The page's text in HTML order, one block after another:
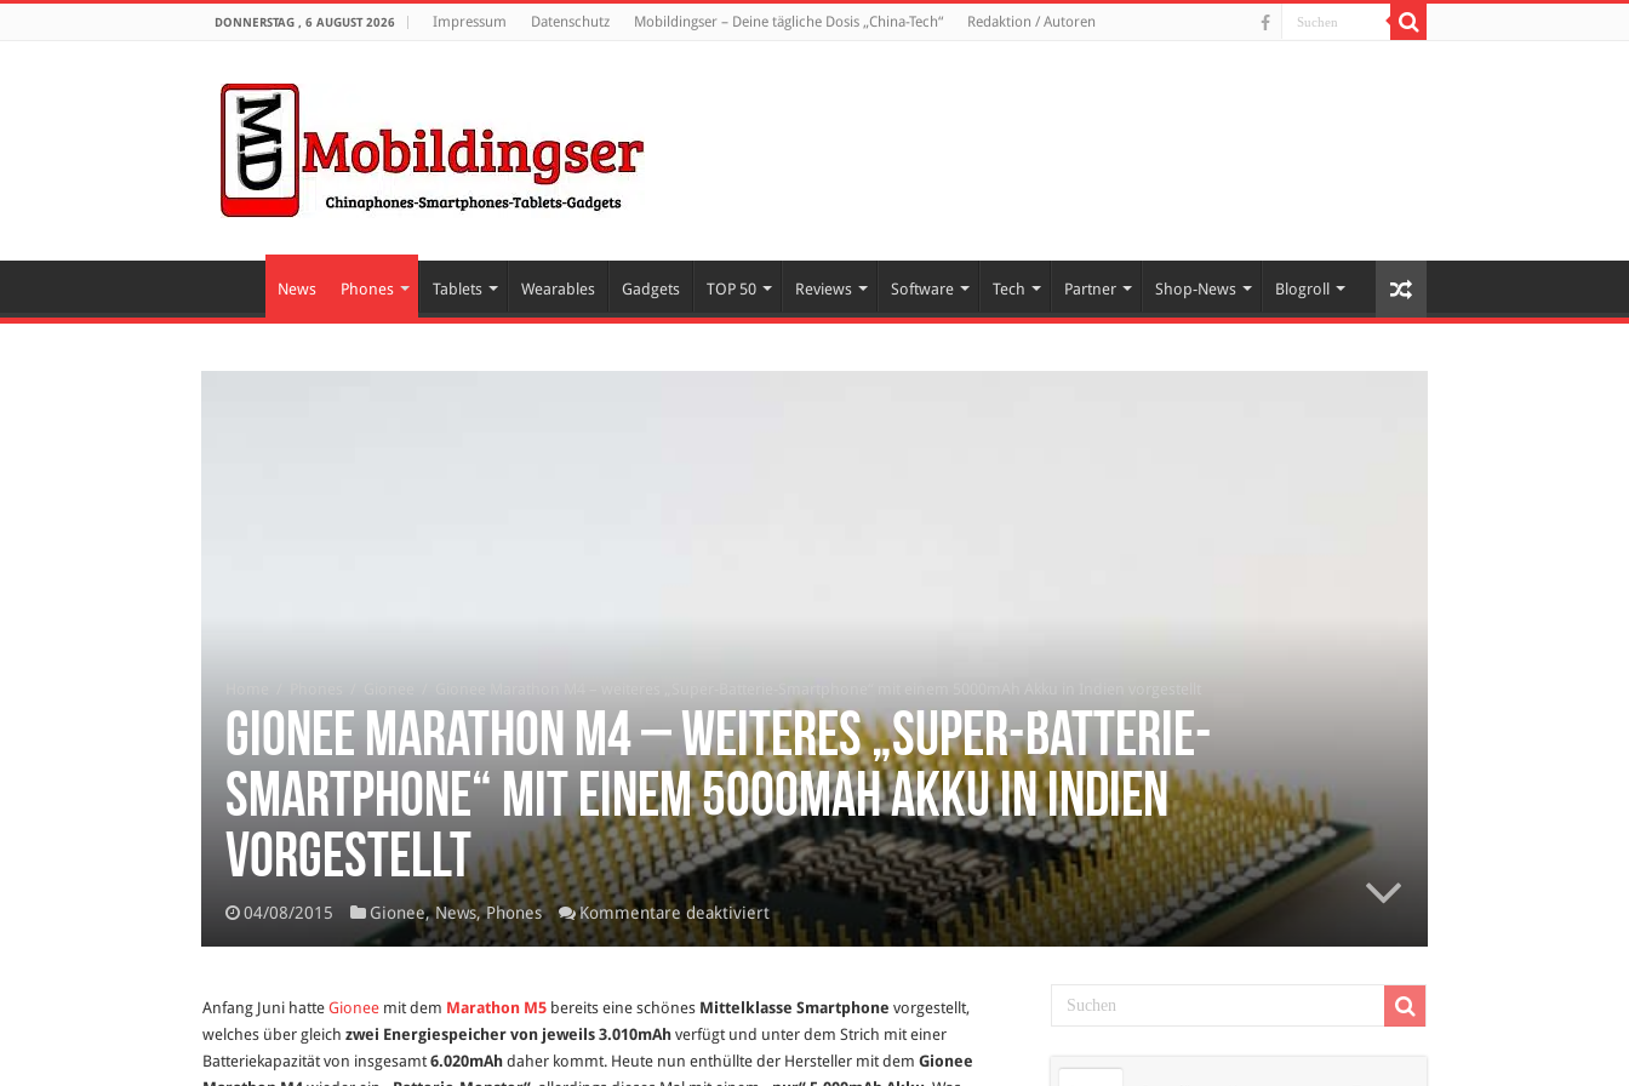
DONNERSTAG , 6 AUGUST 2026 Impressum Datenschutz Mobildingser – Deine tägliche Dosis „China-Tech“ Redaktion / Autoren
News Phones Tablets Wearables Gadgets TOP 50 Reviews Software Tech Partner Shop-News Blogroll
Gionee Marathon M4 – weiteres „Super-Batterie-
Smartphone“ mit einem 5000mAh Akku in Indien
vorgestellt
04/08/2015 Gionee,News,Phones Kommentare deaktiviertfür
Gionee
–
weiteres
„Super-
Anfang Juni hatte Gionee mit dem Marathon M5 bereits eine schönes Mittelklasse Smartphone vorgestellt,
welches über gleich zwei Energiespeicher von jeweils 3.010mAh verfügt und unter dem Strich mit einer
Batteriekapazität von insgesamt6.020mAh daher kommt. Heute nun enthüllte der Hersteller mit dem Gionee